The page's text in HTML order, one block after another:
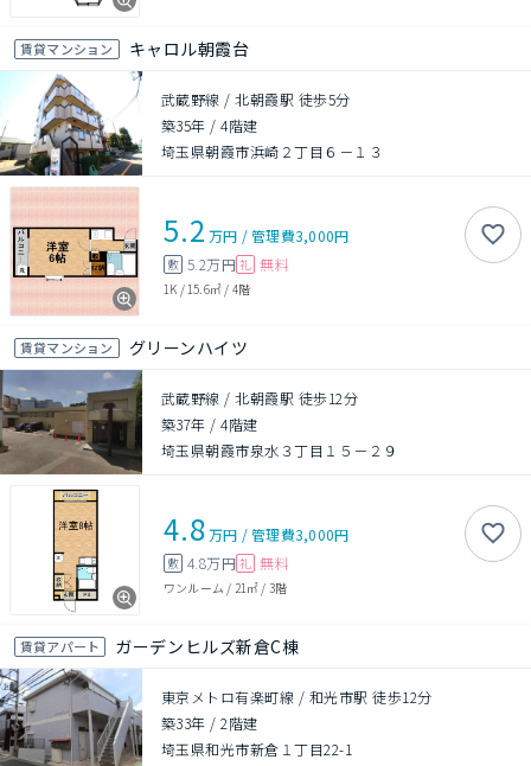
賃貸マンション キャロル朝霞台
武蔵野線 / 北朝霞駅 徒歩5分
築35年 /4階建
埼玉県朝霞市浜崎２丁目６－１３
5.2 万円 /管理費3,000円
敷 5.2万円 礼 無料
1K / 15.6㎡ / 4階
賃貸マンション グリーンハイツ
武蔵野線 / 北朝霞駅 徒歩12分
築37年 /4階建
埼玉県朝霞市泉水３丁目１５－２９
4.8万円 /管理費3,000円
敷 4.8万円 礼 無料
ワンルーム / 21㎡ / 3階
賃貸アパート ガーデンヒルズ新倉C棟
東京メトロ有楽町線 / 和光市駅 徒歩12分
築33年 /2階建
埼玉県和光市新倉１丁目22-1